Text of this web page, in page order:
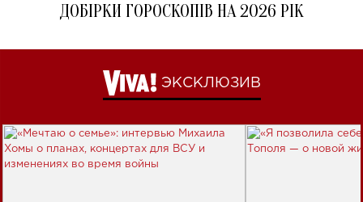
ДОБІРКИ ГОРОСКОПІВ НА 2026 РІК
ЭКСКЛЮЗИВ